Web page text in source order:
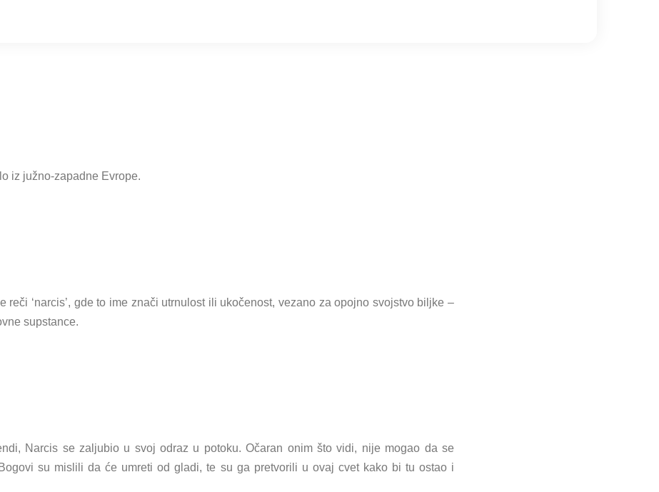
iz južno-zapadne Evrope.
reči ‘narcis’, gde to ime znači utrnulost ili ukočenost, vezano za opojno svojstvo biljke –
supstance.
Narcis se zaljubio u svoj odraz u potoku. Očaran onim što vidi, nije mogao da se
su mislili da će umreti od gladi, te su ga pretvorili u ovaj cvet kako bi tu ostao i